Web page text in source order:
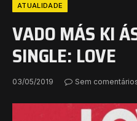
ATUALIDADE
VADO MÁS KI
SINGLE: LOVE
03/05/2019 Sem